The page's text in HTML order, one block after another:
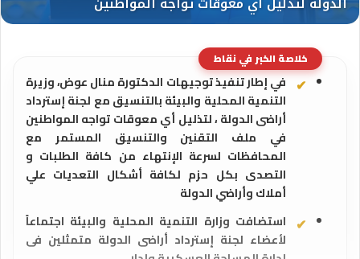
خلاصة الخبر في نقاط
في إطار تنفيذ توجيهات الدكتورة منال عوض، وزيرة
التنمية المحلية والبيئة بالتنسيق مع لجنة إسترداد
أراضى الدولة ، لتذليل أي معوقات تواجه المواطنين
في ملف التقنين والتنسيق المستمر مع
المحافظات لسرعة الإنتهاء من كافة الطلبات و
التصدى بكل حزم لكافة أشكال التعديات علي
أملاك وأراضي الدولة
استضافت وزارة التنمية المحلية والبيئة اجتماعاً
لأعضاء لجنة إسترداد أراضى الدولة متمثلين فى